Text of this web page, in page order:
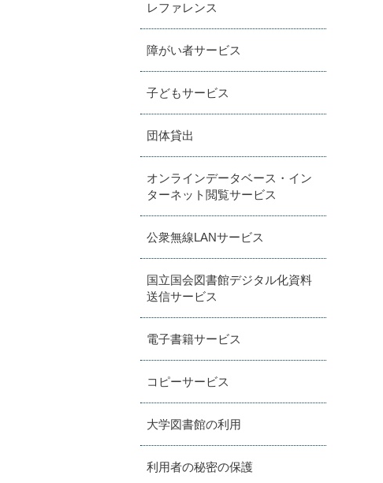
レファレンス
障がい者サービス
子どもサービス
団体貸出
オンラインデータベース・イン
ターネット閲覧サービス
公衆無線LANサービス
国立国会図書館デジタル化資料
送信サービス
電子書籍サービス
コピーサービス
大学図書館の利用
利用者の秘密の保護